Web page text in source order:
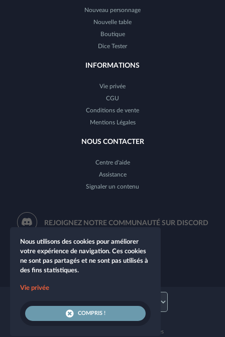
Nouveau personnage
Nouvelle table
Boutique
Dice Tester
INFORMATIONS
Vie privée
CGU
Conditions de vente
Mentions Légales
NOUS CONTACTER
Centre d'aide
Assistance
Signaler un contenu
REJOIGNEZ NOTRE COMMUNAUTÉ SUR DISCORD
© 2026 Let's Role. Tous droits réservés
Nous utilisons des cookies pour améliorer
votre expérience de navigation. Ces cookies
ne sont pas partagés et ne sont pas utilisés à
des fins statistiques.
Vie privée
COMPRIS !